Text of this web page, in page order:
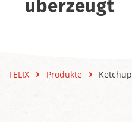
überzeugt
FELIX Produkte Ketchup